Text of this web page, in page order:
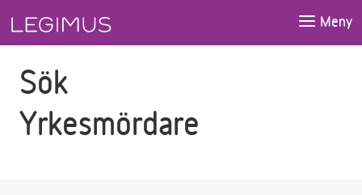
Meny
Sök
Yrkesmördare